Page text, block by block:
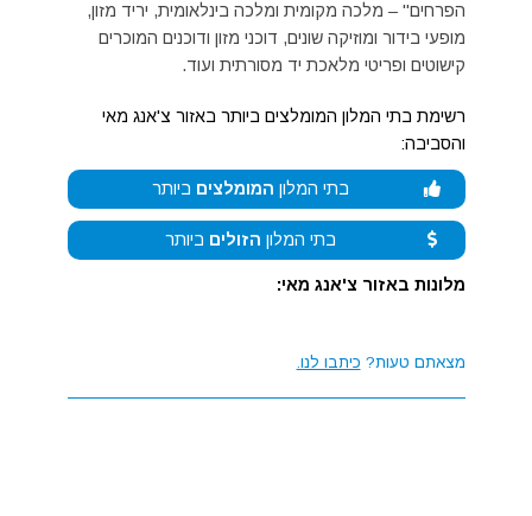
הפרחים" – מלכה מקומית ומלכה בינלאומית, יריד מזון,
מופעי בידור ומוזיקה שונים, דוכני מזון ודוכנים המוכרים
קישוטים ופריטי מלאכת יד מסורתית ועוד.
רשימת בתי המלון המומלצים ביותר באזור צ'אנג מאי
והסביבה:
בתי המלון המומלצים ביותר
בתי המלון הזולים ביותר
מלונות באזור צ'אנג מאי:
מצאתם טעות? כיתבו לנו.